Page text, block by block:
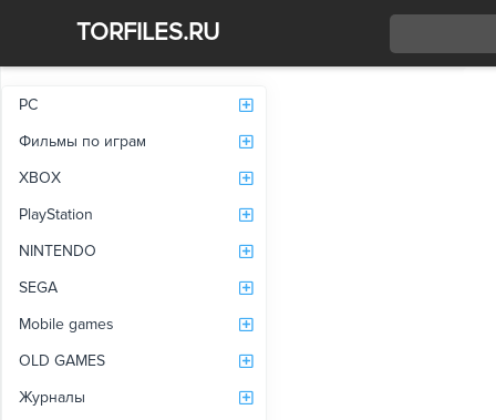
TORFILES.RU
PC
Фильмы по играм
XBOX
PlayStation
NINTENDO
SEGA
Mobile games
OLD GAMES
Журналы